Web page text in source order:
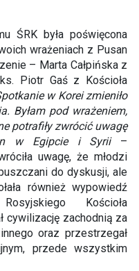
ŚRK była poświęcona
wrażeniach z Pusan
– Marta Całpińska z
Piotr Gaś z Kościoła
w Korei zmieniło
Byłam pod wrażeniem,
potrafiły zwrócić uwagę
w Egipcie i Syrii–
uwagę, że młodzi
do dyskusji, ale
również wypowiedź
Kościoła
cywilizację zachodnią za
oraz przestrzegał
przede wszystkim